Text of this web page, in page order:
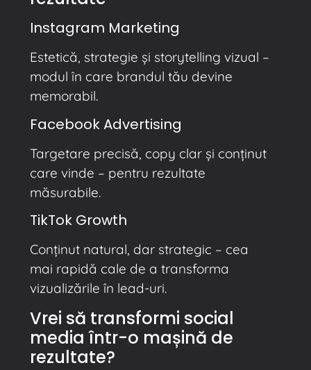
Instagram Marketing
Estetică, strategie și storytelling vizual –
modul în care brandul tău devine
memorabil.
Facebook Advertising
Targetare precisă, copy clar și conținut
care vinde – pentru rezultate
măsurabile.
TikTok Growth
Conținut natural, dar strategic – cea
mai rapidă cale de a transforma
vizualizările în lead-uri.
Vrei să transformi social
media într-o mașină de
rezultate?